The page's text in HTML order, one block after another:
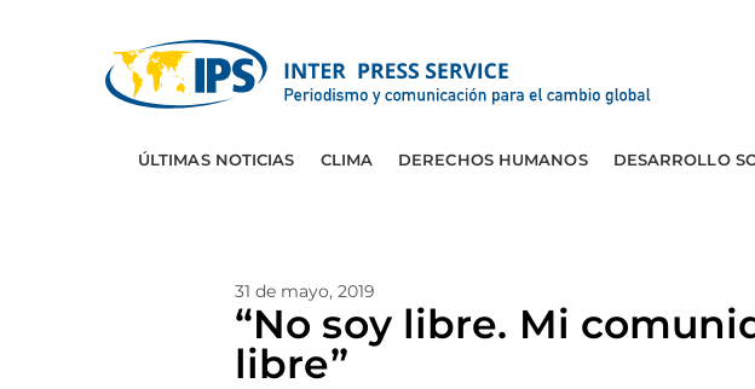
ÚLTIMAS NOTICIAS CLIMA DERECHOS HUMANOS DESARROLLO
31 de mayo, 2019
“No soy libre. Mi
libre”